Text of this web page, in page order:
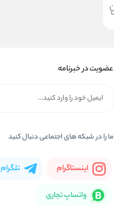
عضویت در خبرنامه
ما را در شبکه های اجتماعی دنبال کنید
اینستاگرام تلگرام
واتساپ تجاری